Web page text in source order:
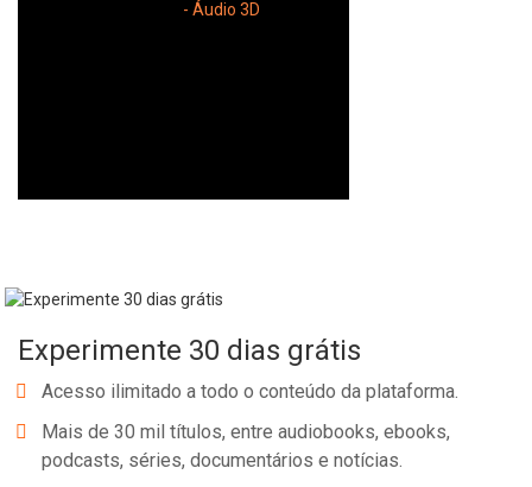
Experimente 30 dias grátis
Acesso ilimitado a todo o conteúdo da plataforma.
Mais de 30 mil títulos, entre audiobooks, ebooks,
podcasts, séries, documentários e notícias.